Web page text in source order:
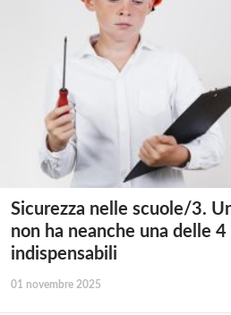
Sicurezza nelle scuole/3.
non ha neanche una delle
indispensabili
01 novembre 2025